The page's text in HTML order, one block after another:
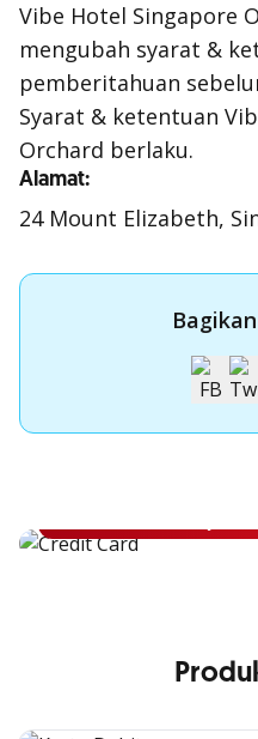
Vibe Hotel Singapore
mengubah syarat &
pemberitahuan
Syarat & ketentuan
Orchard berlaku.
Alamat:
24 Mount Elizabeth,
Apply Kartu